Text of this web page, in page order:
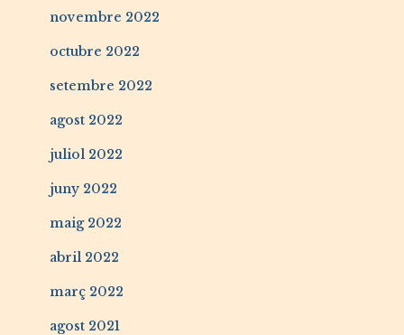
novembre 2022
octubre 2022
setembre 2022
agost 2022
juliol 2022
juny 2022
maig 2022
abril 2022
març 2022
agost 2021